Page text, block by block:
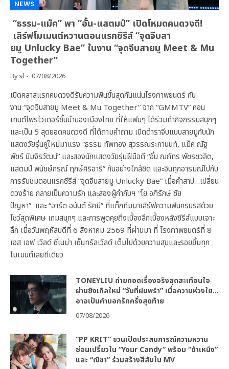
NEWS
“ธรรม-แม็ค” พา “อั๋น-แสตมป์” เปิดโหมดคนดวงดี!
เสิร์ฟโมเมนต์หวานตอนแรกซีรีส์ “จุดจีบสา
ยมู Unlucky Bae” ในงาน “จุดจีบสายมู Meet & Mu
Together”
Bysl 07/08/2026
เปิดคลาสแรกคนดวงดีรับความฟินขั้นสุดกันแน่นโรงภาพยนตร์ กับ
งาน “จุดจีบสายมู Meet & Mu Together” จาก “GMMTV” คอน
เทนต์โพรไวเดอร์ชั้นนำของเมืองไทย ที่ให้แฟนๆ ได้ร่วมทำกิจกรรมสนุกๆ
และเป็น 5 สุดยอดคนดวงดี ที่ได้ถามคำถาม เปิดตำราจีบแบบสายมูกับนัก
แสดงวัยรุ่นคู่ใหม่มาแรง “ธรรม ทัพทอง สุวรรณระกานนท์, แม็ค ณัฐ
พัชร์ นิมจิรวัฒน์” และสองนักแสดงวัยรุ่นฝีมือดี “อั๋น ณภัทร พัชรชวลิต,
แสตมป์ พนัชษ์กรณ์ ฤกษ์ศิริอารี” กันอย่างใกล้ชิด และอินทุกอารมณ์ไปกับ
การรับชมตอนแรกซีรีส์ “จุดจีบสายมู Unlucky Bae” เมื่อคำสาป…เปลี่ยน
ดวงร้าย กลายเป็นความรัก และสองผู้กำกับฯ “โย อภิรักษ์ ชัย
ปัญหา” และ “อาร์ต อนันต์ รัศมี” ที่แท็กทีมมาเสิร์ฟความฟินครบรสด้วย
โชว์สุดพิเศษ เกมสนุกๆ และการพูดคุยถึงเบื้องลึกเบื้องหลังซีรีส์แบบเจาะ
ลึก เมื่อวันพฤหัสบดีที่ 6 สิงหาคม 2569 ที่ผ่านมา ที่ โรงภาพยนตร์ที่ 8
เอส เอฟ เวิลด์ ซีเนม่า เซ็นทรัลเวิลด์ เต็มไปด้วยความสุขและรอยยิ้มทุก
โมเมนต์เลยทีเดียว
TONEYLIU ถ่ายทอดเรื่องจริงสุดสะเทือนใจ
ผ่านซิงเกิลใหม่ “วันที่ฝนพรำ” เมื่อความห่วงใย…
อาจเป็นคำบอกรักครั้งสุดท้าย
07/08/2026
“PP KRIT” ชวนเปิดประสบการณ์ความหวาน
ซ่อนเปรี้ยวใน “Your Candy” พร้อม “ต้าเหนิง”
และ “ณิชา” ร่วมสร้างสีสันใน MV